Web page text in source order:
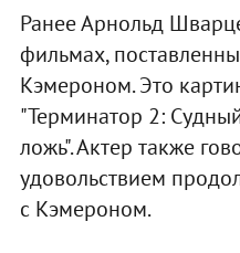
Ранее Арнольд
фильмах,
Кэмероном. Это
"Терминатор 2:
ложь". Актер также
удовольствием
с Кэмероном.